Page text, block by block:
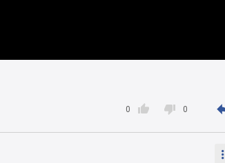

0  0
